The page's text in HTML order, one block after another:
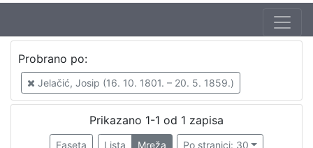
Probrano po:
Jelačić, Josip (16. 10. 1801. – 20. 5. 1859.)
Prikazano 1-1 od 1 zapisa
Faseta Lista Mreža
Po stranici: 30